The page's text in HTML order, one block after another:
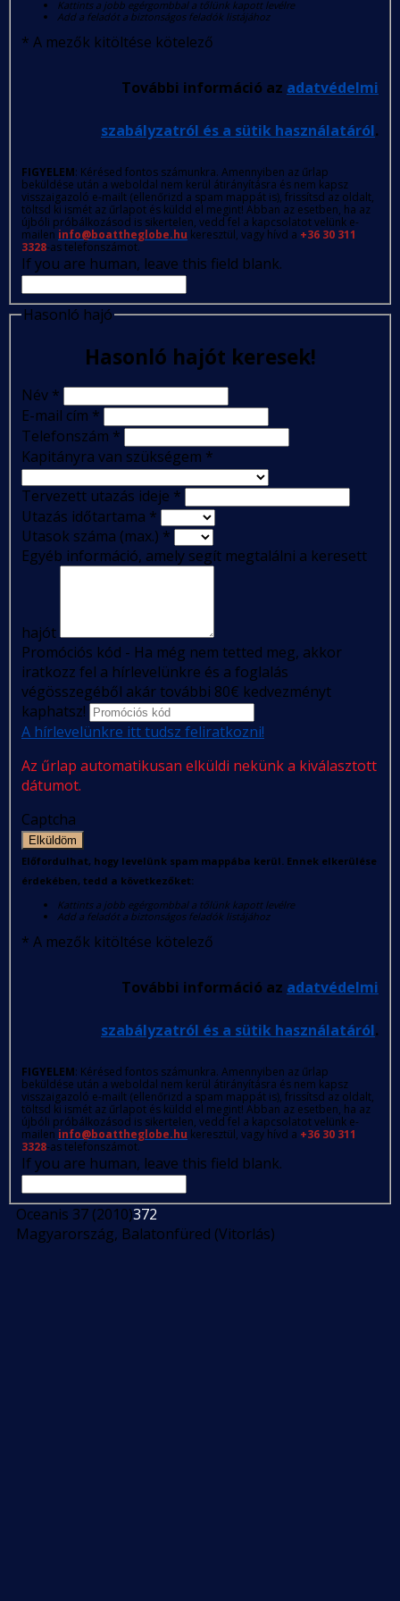
Kattints a jobb egérgombbal a tőlünk kapott levélre
Add a feladót a biztonságos feladók listájához
* A mezők kitöltése kötelező
További információ az adatvédelmi
szabályzatról és a sütik használatáról.
FIGYELEM: Kérésed fontos számunkra. Amennyiben az űrlap
beküldése után a weboldal nem kerül átirányításra és nem kapsz
visszaigazoló e-mailt (ellenőrizd a spam mappát is), frissítsd az oldalt,
töltsd ki ismét az űrlapot és küldd el megint! Abban az esetben, ha az
újbóli próbálkozásod is sikertelen, vedd fel a kapcsolatot velünk e-
mailen info@boattheglobe.hu keresztül, vagy hívd a +36 30 311
3328-as telefonszámot.
If you are human, leave this field blank.
Hasonló hajó
Hasonló hajót keresek!
Név *
E-mail cím *
Telefonszám *
Kapitányra van szükségem *
Tervezett utazás ideje *
Utazás időtartama *
Utasok száma (max.) *
Egyéb információ, amely segít megtalálni a keresett
hajót
Promóciós kód - Ha még nem tetted meg, akkor
iratkozz fel a hírlevelünkre és a foglalás
végösszegéből akár további 80€ kedvezményt
kaphatsz!
A hírlevelünkre itt tudsz feliratkozni!
Az űrlap automatikusan elküldi nekünk a kiválasztott
dátumot.
Captcha
Elküldöm
Előfordulhat, hogy levelünk spam mappába kerül. Ennek elkerülése
érdekében, tedd a következőket:
Kattints a jobb egérgombbal a tőlünk kapott levélre
Add a feladót a biztonságos feladók listájához
* A mezők kitöltése kötelező
További információ az adatvédelmi
szabályzatról és a sütik használatáról.
FIGYELEM: Kérésed fontos számunkra. Amennyiben az űrlap
beküldése után a weboldal nem kerül átirányításra és nem kapsz
visszaigazoló e-mailt (ellenőrizd a spam mappát is), frissítsd az oldalt,
töltsd ki ismét az űrlapot és küldd el megint! Abban az esetben, ha az
újbóli próbálkozásod is sikertelen, vedd fel a kapcsolatot velünk e-
mailen info@boattheglobe.hu keresztül, vagy hívd a +36 30 311
3328-as telefonszámot.
If you are human, leave this field blank.
Oceanis 37 (2010)372
Magyarország, Balatonfüred (Vitorlás)